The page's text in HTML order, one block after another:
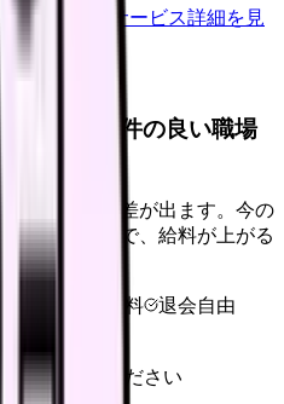
を依頼
サービス詳細を見
たら、条件の良い職場
ごとに反映差が出ます。今の
理したうえで、給料が上がる
す。
完全無料
退会自由
する
確認してください